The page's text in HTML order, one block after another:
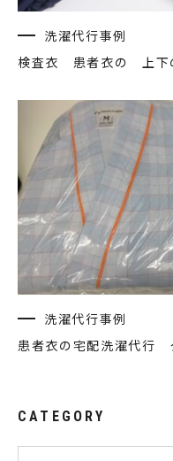
洗濯代行事例
検査衣 患者衣の 上下
洗濯代行事例
患者衣の宅配洗濯代行
CATEGORY